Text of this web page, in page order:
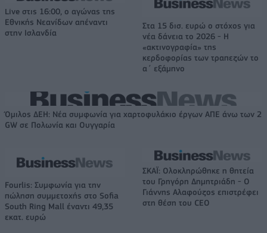
Live στις 16:00, ο αγώνας της
Εθνικής Νεανίδων απέναντι
στην Ισλανδία
Στα 15 δισ. ευρώ ο στόχος για
νέα δάνεια το 2026 - Η
«ακτινογραφία» της
κερδοφορίας των τραπεζών το
α΄ εξάμηνο
Όμιλος ΔΕΗ: Νέα συμφωνία για χαρτοφυλάκιο έργων ΑΠΕ άνω των 2
GW σε Πολωνία και Ουγγαρία
Fourlis: Συμφωνία για την
πώληση συμμετοχής στο Sofia
South Ring Mall έναντι 49,35
εκατ. ευρώ
ΣΚΑΪ: Ολοκληρώθηκε η θητεία
του Γρηγόρη Δημητριάδη - Ο
Γιάννης Αλαφούζος επιστρέφει
στη θέση του CEO